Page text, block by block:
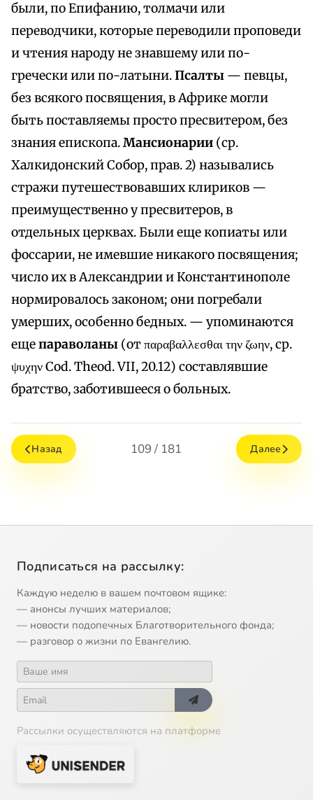
были, по Епифанию, толмачи или
переводчики, которые переводили проповеди
и чтения народу не знавшему или по-
гречески или по-латыни.Псалты — певцы,
без всякого посвящения, в Африке могли
быть поставляемы просто пресвитером, без
знания епископа.Мансионарии (ср.
Халкидонский Собор, прав. 2) назывались
стражи путешествовавших клириков —
преимущественно у пресвитеров, в
отдельных церквах. Были еще копиаты или
фоссарии, не имевшие никакого посвящения;
число их в Александрии и Константинополе
нормировалось законом; они погребали
умерших, особенно бедных. — упоминаются
ещепараволаны (от παραβαλλεσθαι την ζωην, ср.
ψυχην Cod. Theod. VII, 20.12) составлявшие
братство, заботившееся о больных.
Назад 109 / 181 Далее
Подписаться на рассылку:
Каждую неделю в вашем почтовом ящике:
— анонсы лучших материалов;
— новости подопечных Благотворительного фонда;
— разговор о жизни по Евангелию.
Рассылки осуществляются на платформе